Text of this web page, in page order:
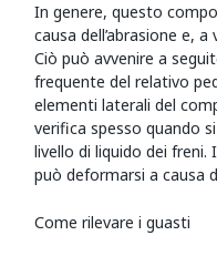
In genere, questo
causa dell’abrasione e,
Ciò può avvenire a
frequente del relativo
elementi laterali del
verifica spesso quando
livello di liquido dei
può deformarsi a causa
Come rilevare i guasti